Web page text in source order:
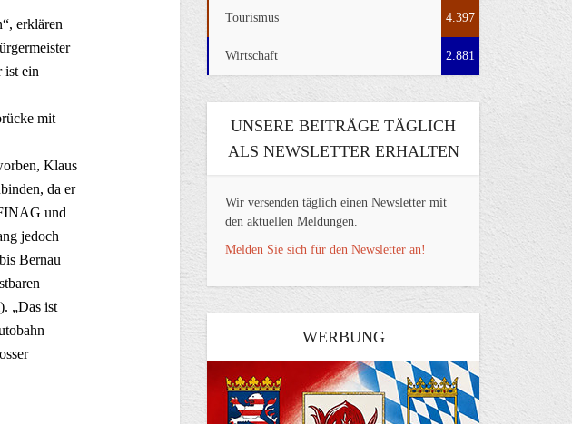
erklären
ist ein
mit
Klaus
da er
und
jedoch
Bernau
„Das ist
Tourismus 4.397
Wirtschaft 2.881
UNSERE BEITRÄGE TÄGLICH
ALS NEWSLETTER ERHALTEN
Wir versenden täglich einen Newsletter mit
den aktuellen Meldungen.
Melden Sie sich für den Newsletter an!
WERBUNG